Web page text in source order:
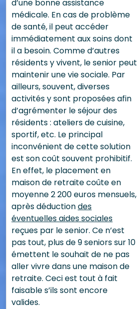
d’une bonne assistance
médicale. En cas de problème
de santé, il peut accéder
immédiatement aux soins dont
il a besoin. Comme d’autres
résidents y vivent, le senior peut
maintenir une vie sociale. Par
ailleurs, souvent, diverses
activités y sont proposées afin
d’agrémenter le séjour des
résidents : ateliers de cuisine,
sportif, etc. Le principal
inconvénient de cette solution
est son coût souvent prohibitif.
En effet, le placement en
maison de retraite coûte en
moyenne 2 200 euros mensuels,
après déductiondes
éventuelles aides sociales
reçues par le senior. Ce n’est
pas tout, plus de 9 seniors sur 10
émettent le souhait de ne pas
aller vivre dans une maison de
retraite. Ceci est tout à fait
faisable s’ils sont encore
valides.